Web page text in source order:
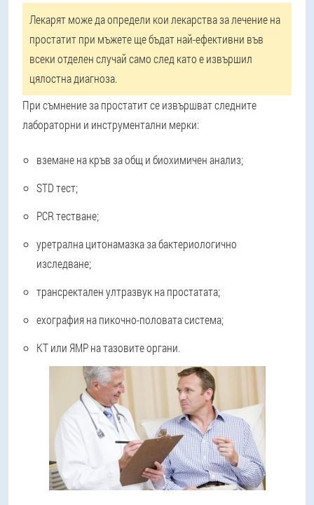
Лекарят може да определи кои лекарства за лечение на
простатит при мъжете ще бъдат най-ефективни във
всеки отделен случай само след като е извършил
цялостна диагноза.
При съмнение за простатит се извършват следните
лабораторни и инструментални мерки:
вземане на кръв за общ и биохимичен анализ;
STD тест;
PCR тестване;
уретрална цитонамазка за бактериологично
изследване;
трансректален ултразвук на простатата;
ехография на пикочно-половата система;
КТ или ЯМР на тазовите органи.